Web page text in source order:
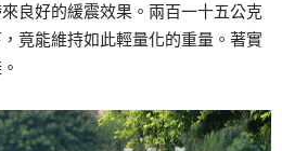
良好的緩震效果。兩百一十五公克
竟能維持如此輕量化的重量。著實